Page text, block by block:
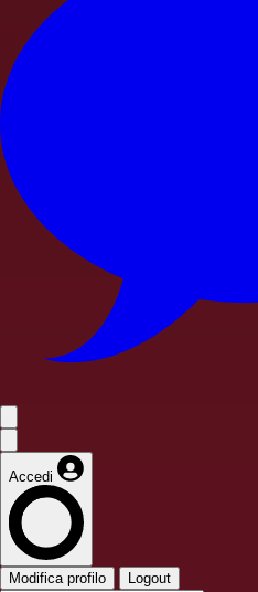
Accedi
Modifica profilo Logout